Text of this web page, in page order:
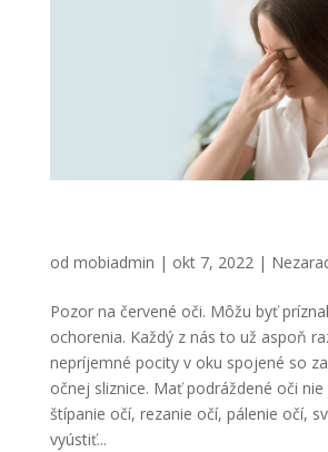
od mobiadmin | okt 7, 2022|
Pozor na červené oči. Môžu byť
ochorenia. Každý z nás to už aspoň
nepríjemné pocity v oku spojené so
očnej sliznice. Mať podráždené oči
štípanie očí, rezanie očí, pálenie očí,
vyústiť...